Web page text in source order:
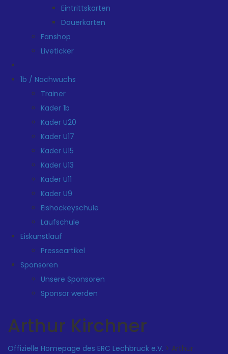
Eintrittskarten
Dauerkarten
Fanshop
Liveticker
1b / Nachwuchs
Trainer
Kader 1b
Kader U20
Kader U17
Kader U15
Kader U13
Kader U11
Kader U9
Eishockeyschule
Laufschule
Eiskunstlauf
Presseartikel
Sponsoren
Unsere Sponsoren
Sponsor werden
Arthur Kirchner
Offizielle Homepage des ERC Lechbruck e.V. > Arthur